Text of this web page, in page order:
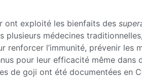
ont exploité les bienfaits des
plusieurs médecines
renforcer l’immunité, prévenir les
pour leur efficacité même dans
de goji ont été documentées en